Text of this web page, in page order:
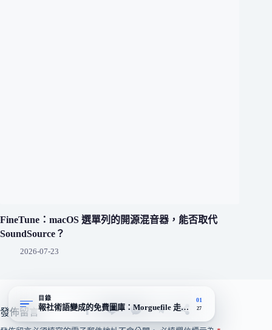
FineTune：macOS 選單列的開源混音器，能否取代
SoundSource？
2026-07-23
發佈留言
目錄
報社術語變成的免費圖庫：Morguefile 走的是純攝影、不署名的路
01
27